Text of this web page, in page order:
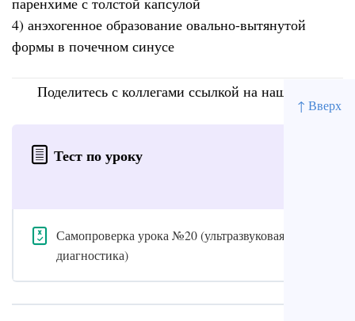
↑ Вверх
4) анэхогенное образование овально-вытянутой
формы в почечном синусе
Поделитесь с коллегами ссылкой на наш сайт
Тест по уроку
Самопроверка урока №20 (ультразвуковая
диагностика)